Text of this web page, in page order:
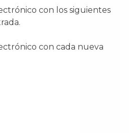
con los siguientes
con cada nueva